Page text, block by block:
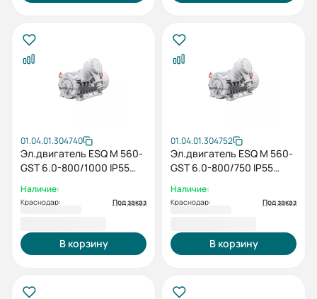
01.04.01.304740
Эл.двигатель ESQ M 560-
GST 6.0-800/1000 IP55
Наличие:
Краснодар: Под заказ
В корзину
01.04.01.304752
Эл.двигатель ESQ M 560-
GST 6.0-800/750 IP55
Наличие:
Краснодар: Под заказ
В корзину